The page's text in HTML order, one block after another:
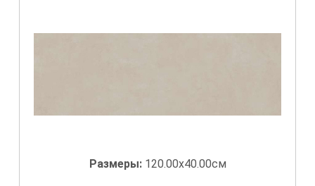
Размеры: 120.00x40.00см